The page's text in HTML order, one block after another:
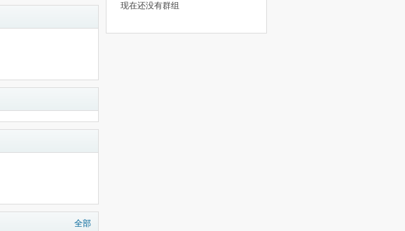
全部
现在还没有群组